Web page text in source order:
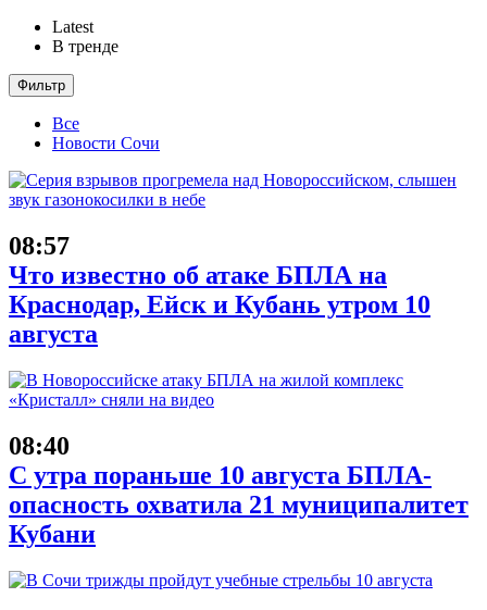
Latest
В тренде
Фильтр
Все
Новости Сочи
08:57
Что известно об атаке БПЛА на
Краснодар, Ейск и Кубань утром 10
августа
08:40
С утра пораньше 10 августа БПЛА-
опасность охватила 21 муниципалитет
Кубани